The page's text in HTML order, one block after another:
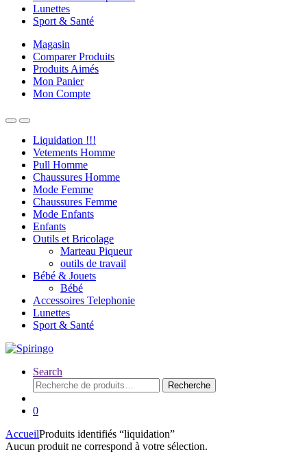
Lunettes
Sport & Santé
Magasin
Comparer Produits
Produits Aimés
Mon Panier
Mon Compte
Liquidation !!!
Vetements Homme
Pull Homme
Chaussures Homme
Mode Femme
Chaussures Femme
Mode Enfants
Enfants
Outils et Bricolage
Marteau Piqueur
outils de travail
Bébé & Jouets
Bébé
Accessoires Telephonie
Lunettes
Sport & Santé
Search
Recherche
pour :
Recherche
0
AccueilProduits identifiés “liquidation”
Aucun produit ne correspond à votre sélection.